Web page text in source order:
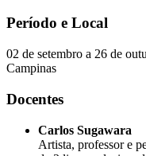
Período e Local
02 de setembro a 26 de
Campinas
Docentes
Carlos Sugawara
Artista, professor e